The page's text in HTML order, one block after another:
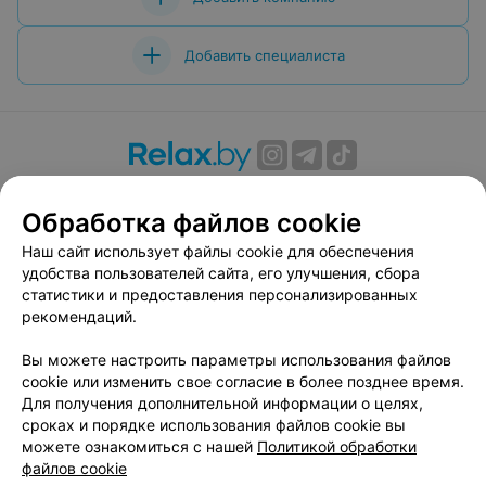
Добавить специалиста
Вакансии
Публичный договор
Способы оплаты
Публичный договор по использованию сервиса
«Афиша»
Пользовательское соглашение
Связаться по вопросам сотрудничества
Написать руководителю relax.by
Персональные настройки cookie
Обработка персональных данных
Обработка файлов cookie
Наш сайт использует файлы cookie для обеспечения
удобства пользователей сайта, его улучшения, сбора
статистики и предоставления персонализированных
рекомендаций.
Вы можете настроить параметры использования файлов
cookie или изменить свое согласие в более позднее время.
Для получения дополнительной информации о целях,
сроках и порядке использования файлов cookie вы
можете ознакомиться с нашей Политикой обработки
файлов cookie